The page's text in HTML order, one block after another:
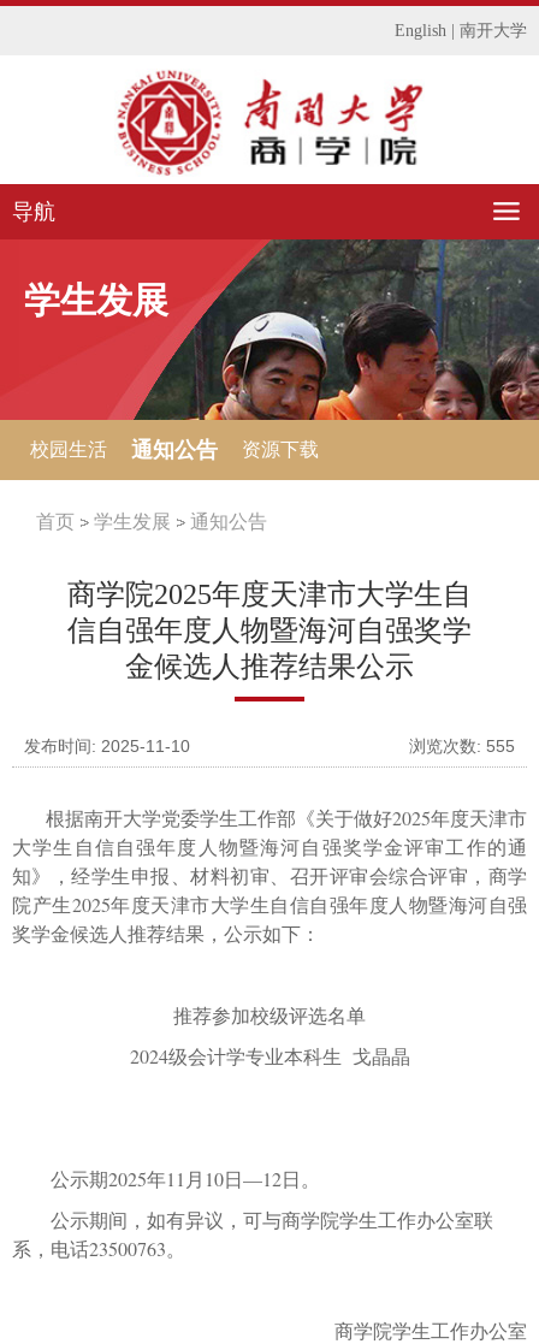
English 南开大学
导航
学生发展
校园生活 通知公告 资源下载
首页 学生发展 通知公告
商学院2025年度天津市大学生自
信自强年度人物暨海河自强奖学
金候选人推荐结果公示
发布时间: 2025-11-10 浏览次数: 555
根据南开大学党委学生工作部《关于做好2025年度天津市
大学生自信自强年度人物暨海河自强奖学金评审工作的通
知》，经学生申报、材料初审、召开评审会综合评审，商学
院产生2025年度天津市大学生自信自强年度人物暨海河自强
奖学金候选人推荐结果 ，公示如下：
推荐参加校级评选名单
2024级会计学专业本科生 戈晶晶
公示期2025年11 月 10日—12日。
公示期间，如有异议，可与商学院学生工作办公室联
系，电话23500763。
商学院学生工作办公室